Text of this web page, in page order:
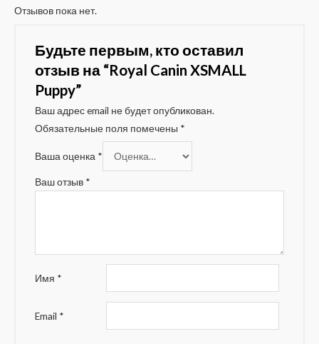
Отзывов пока нет.
Будьте первым, кто оставил
отзыв на “Royal Canin XSMALL
Puppy”
Ваш адрес email не будет опубликован.
Обязательные поля помечены *
Ваша оценка *
Ваш отзыв *
Имя *
Email *